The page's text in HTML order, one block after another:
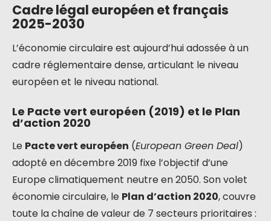
Cadre légal européen et français
2025-2030
L’économie circulaire est aujourd’hui adossée à un
cadre réglementaire dense, articulant le niveau
européen et le niveau national.
Le Pacte vert européen (2019) et le Plan
d’action 2020
Le Pacte vert européen (European Green Deal)
adopté en décembre 2019 fixe l’objectif d’une
Europe climatiquement neutre en 2050. Son volet
économie circulaire, le Plan d’action 2020, couvre
toute la chaîne de valeur de 7 secteurs prioritaires :